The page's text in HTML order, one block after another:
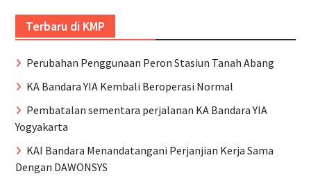
Terbaru di KMP
Perubahan Penggunaan Peron Stasiun Tanah Abang
KA Bandara YIA Kembali Beroperasi Normal
Pembatalan sementara perjalanan KA Bandara YIA
Yogyakarta
KAI Bandara Menandatangani Perjanjian Kerja Sama
Dengan DAWONSYS